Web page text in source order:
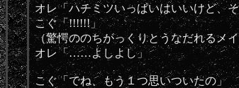
オレ「ハチミツいっぱいはいいけど、
こぐ「!!!!!!」
（驚愕ののちがっくりとうなだれるメ
オレ「……よしよし」
こぐ「でね、もう１つ思いついたの」